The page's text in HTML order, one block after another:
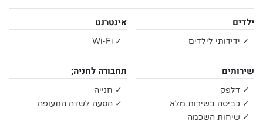
ילדים
✓ ידידותי לילדים
אינטרנט
✓ Wi-Fi
שירותים
✓ דלפק
✓ כביסה בשירות מלא
✓ שיחות השכמה
תחבורה לחניה;
✓ חנייה
✓ הסעה לשדה התעופה